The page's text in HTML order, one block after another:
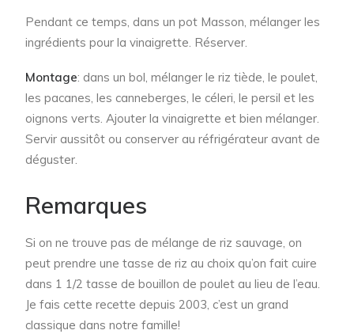
Pendant ce temps, dans un pot Masson, mélanger les
ingrédients pour la vinaigrette. Réserver.
Montage: dans un bol, mélanger le riz tiède, le poulet,
les pacanes, les canneberges, le céleri, le persil et les
oignons verts. Ajouter la vinaigrette et bien mélanger.
Servir aussitôt ou conserver au réfrigérateur avant de
déguster.
Remarques
Si on ne trouve pas de mélange de riz sauvage, on
peut prendre une tasse de riz au choix qu’on fait cuire
dans 1 1/2 tasse de bouillon de poulet au lieu de l’eau.
Je fais cette recette depuis 2003, c’est un grand
classique dans notre famille!